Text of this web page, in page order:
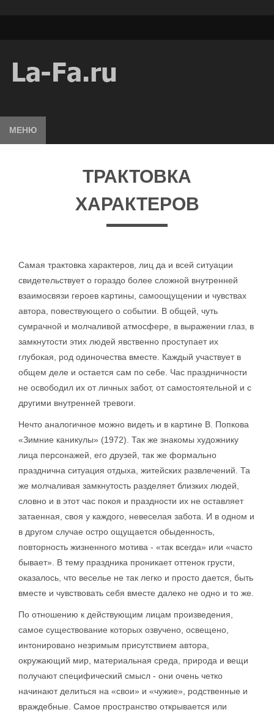
МЕНЮ
ТРАКТОВКА
ХАРАКТЕРОВ
Самая трактовка характеров, лиц да и всей ситуации
свидетельствует о гораздо более сложной внутренней
взаимосвязи героев картины, самоощущении и чувствах
автора, повествующего о событии. В общей, чуть
сумрачной и молчаливой атмосфере, в выражении глаз, в
замкнутости этих людей явственно проступает их
глубокая, род одиночества вместе. Каждый участвует в
общем деле и остается сам по себе. Час праздничности
не освободил их от личных забот, от самостоятельной и с
другими внутренней тревоги.
Нечто аналогичное можно видеть и в картине В. Попкова
«Зимние каникулы» (1972). Так же знакомы художнику
лица персонажей, его друзей, так же формально
празднична ситуация отдыха, житейских развлечений. Та
же молчаливая замкнутость разделяет близких людей,
словно и в этот час покоя и праздности их не оставляет
затаенная, своя у каждого, невеселая забота. И в одном и
в другом случае остро ощущается обыденность,
повторность жизненного мотива - «так всегда» или «часто
бывает». В тему праздника проникает оттенок грусти,
оказалось, что веселье не так легко и просто дается, быть
вместе и чувствовать себя вместе далеко не одно и то же.
По отношению к действующим лицам произведения,
самое существование которых озвучено, освещено,
интонировано незримым присутствием автора,
окружающий мир, материальная среда, природа и вещи
получают специфический смысл - они очень четко
начинают делиться на «свои» и «чужие», родственные и
враждебные. Самое пространство открывается или